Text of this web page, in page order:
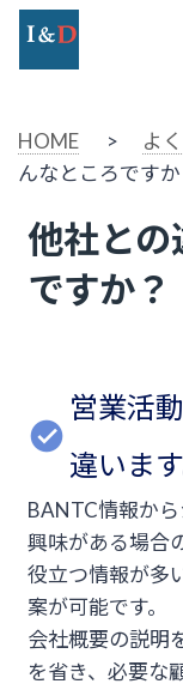
HOME > よ
んなところですか
他社との
ですか？
営業活
違います
BANTC情報か
興味がある場合
役立つ情報が多
案が可能です。
会社概要の説明
を省き、必要な